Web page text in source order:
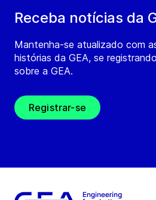
Receba notícias da
Mantenha-se atualizado com
histórias da GEA, se
sobre a GEA.
Registrar-se